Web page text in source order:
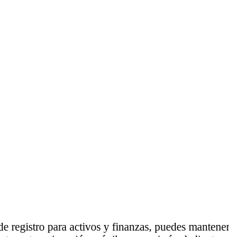
para activos y finanzas, puedes